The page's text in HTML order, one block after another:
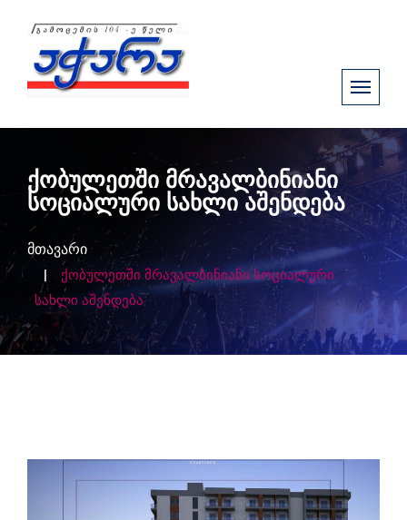
ქობულეთში მრავალბინიანი
სოციალური სახლი აშენდება
მთავარი
ქობულეთში მრავალბინიანი სოციალური
სახლი აშენდება